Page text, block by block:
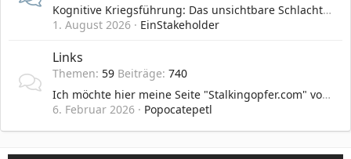
Kognitive Kriegsführung: Das unsichtbare Schlachtfeld des 21. Jahrhunderts
1. August 2026
EinStakeholder
Links
Themen 59 Beiträge 740
Ich möchte hier meine Seite "Stalkingopfer.com" vorstellen
6. Februar 2026
Popocatepetl